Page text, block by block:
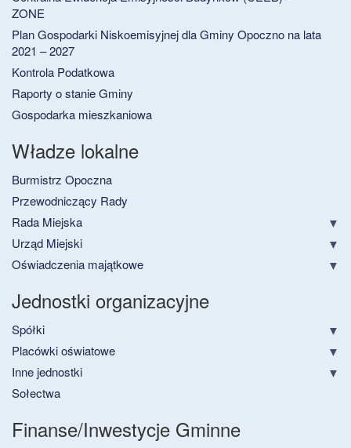
ZONE
Plan Gospodarki Niskoemisyjnej dla Gminy Opoczno na lata
2021 – 2027
Kontrola Podatkowa
Raporty o stanie Gminy
Gospodarka mieszkaniowa
Władze lokalne
Burmistrz Opoczna
Przewodniczący Rady
Rada Miejska
Urząd Miejski
Oświadczenia majątkowe
Jednostki organizacyjne
Spółki
Placówki oświatowe
Inne jednostki
Sołectwa
Finanse/Inwestycje Gminne